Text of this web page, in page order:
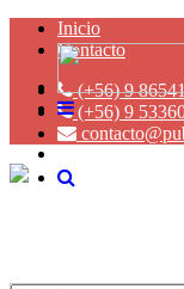
Inicio
Contacto
(+56) 9
(+56) 9